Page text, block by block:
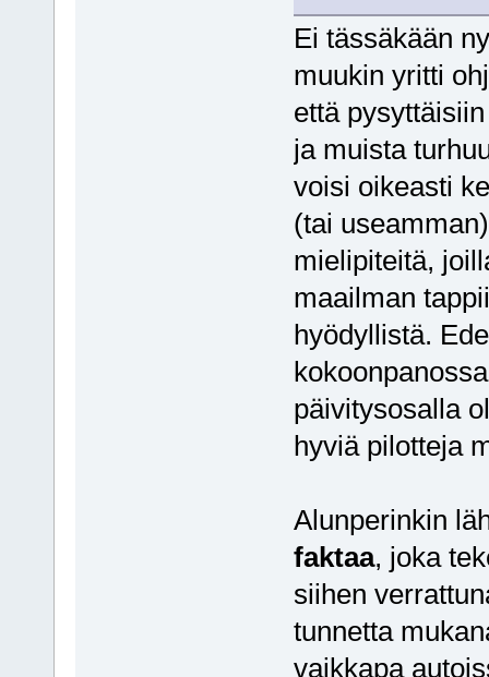
Ei tässäkään
muukin yritti
että
ja muista
voisi oikeasti
(tai
mielipiteitä,
maailman
hyödyllistä.
päivitysosalla
hyviä pilotteja
Alunperinkin
faktaa, joka
siihen
tunnetta
vaikkapa